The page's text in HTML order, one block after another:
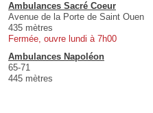
Ambulances Sacré Coeur
Avenue de la Porte de Saint Ouen
435 mètres
Fermée, ouvre lundi à 7h00
Ambulances Napoléon
65-71
445 mètres